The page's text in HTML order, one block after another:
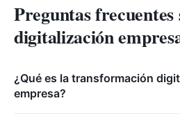
Preguntas frecuentes
digitalización
¿Qué es la transformación
empresa?